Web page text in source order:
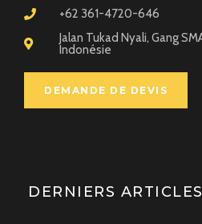
DERNIERS ARTICLES
+62 361-4720-646
Jalan Tukad Nyali, Gang
Indonésie
DEMANDE DE DEVIS